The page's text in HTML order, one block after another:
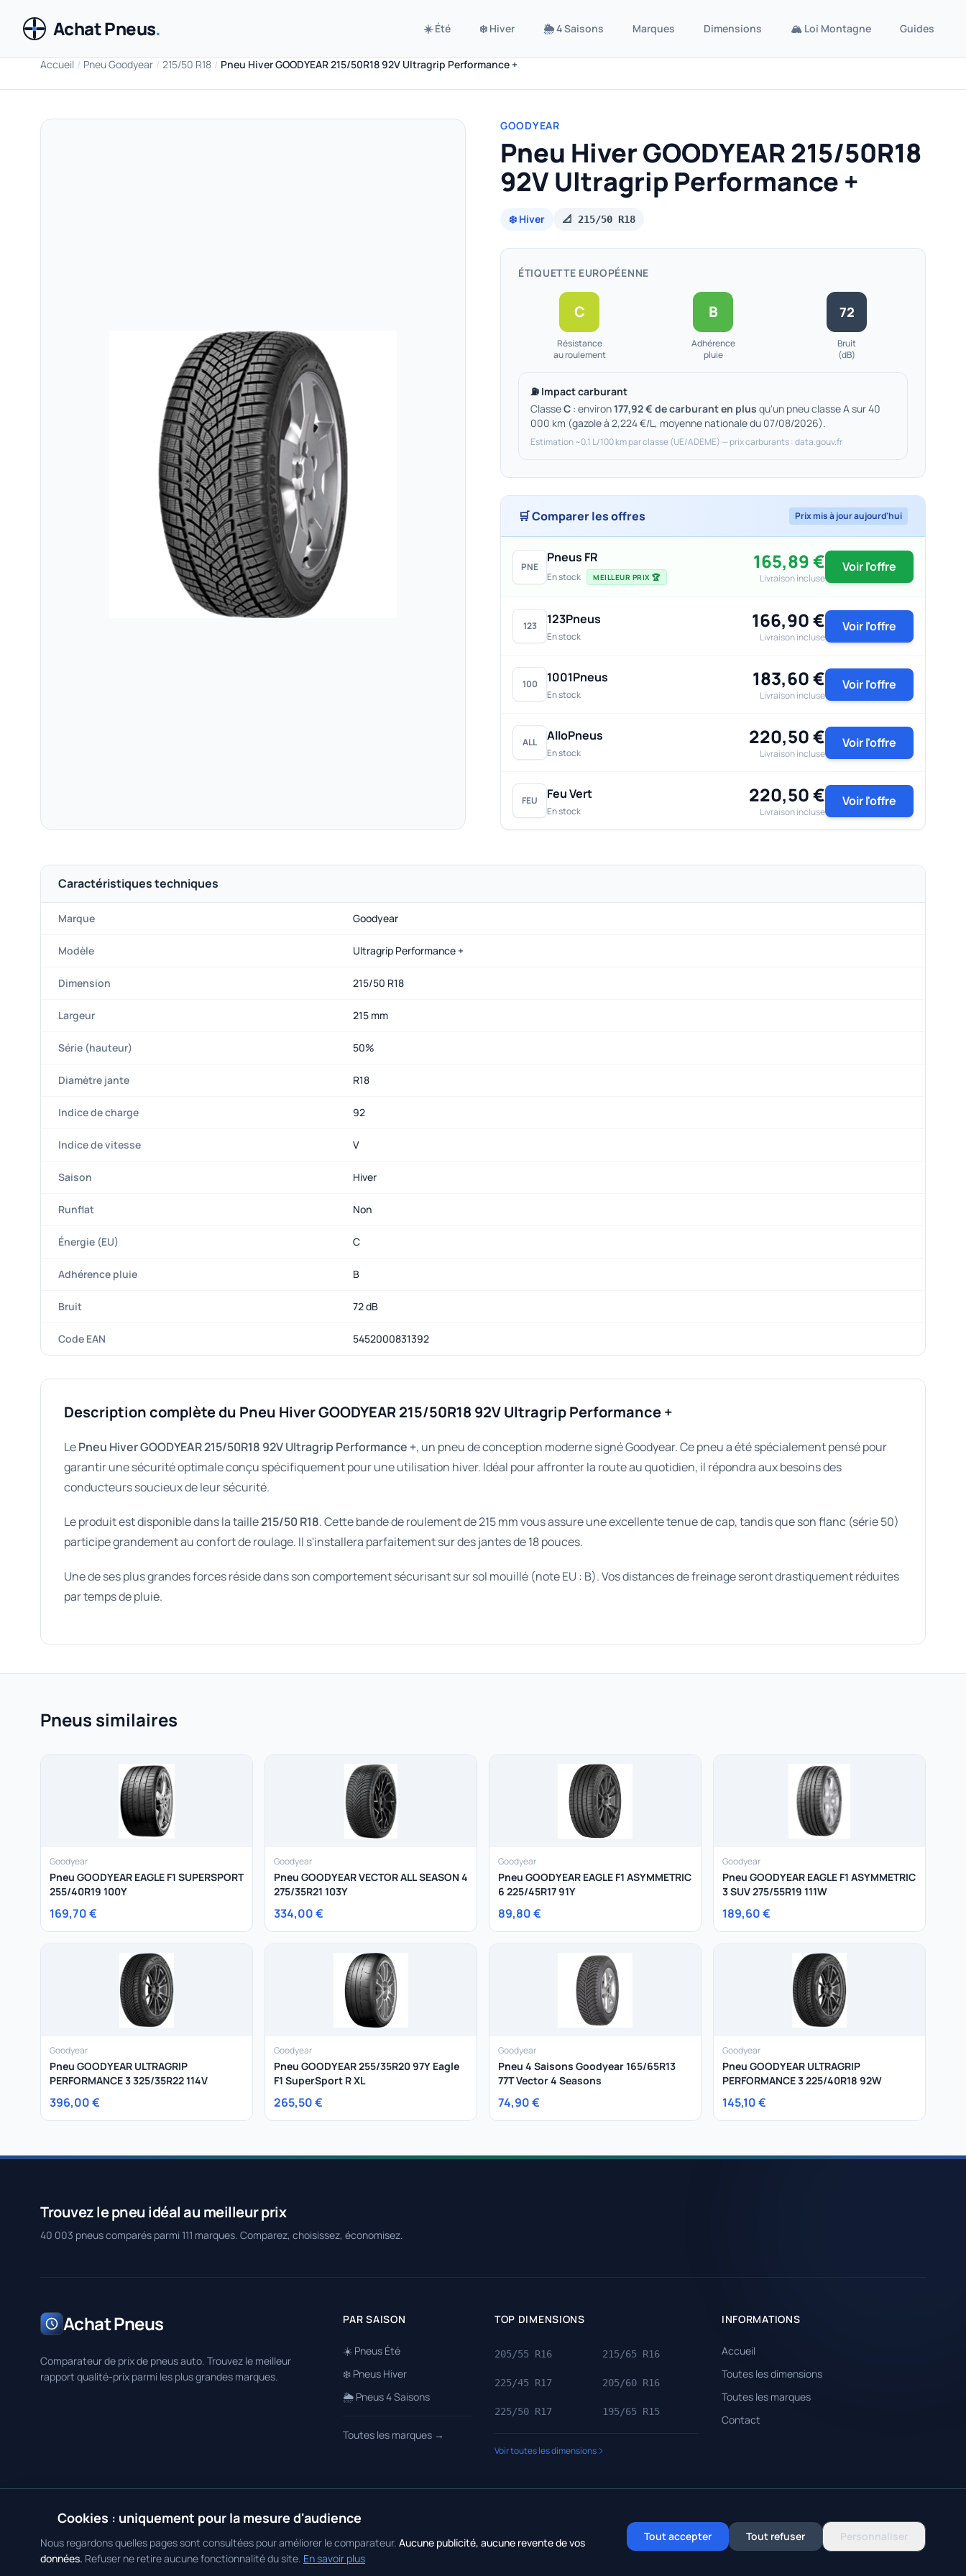
Achat Pneus. ☀️ Été ❄️ Hiver 🌦️ 4 Saisons Marques Dimensions 🏔️ Loi Montagne Guides
Accueil / Pneu Goodyear / 215/50 R18 / Pneu Hiver GOODYEAR 215/50R18 92V Ultragrip Performance +
GOODYEAR
Pneu Hiver GOODYEAR 215/50R18
92V Ultragrip Performance +
❄️ Hiver 📐 215/50 R18
ÉTIQUETTE EUROPÉENNE
C
Résistance
au roulement
B
Adhérence
pluie
72
Bruit
(dB)
⛽ Impact carburant
ClasseC : environ177,92 € de carburant en plus qu'un pneu classe A sur 40
000 km (gazole à 2,224 €/L, moyenne nationale du 07/08/2026).
Estimation ~0,1 L/100 km par classe (UE/ADEME) — prix carburants : data.gouv.fr
🛒 Comparer les offres Prix mis à jour aujourd'hui
PNE
Pneus FR
En stock MEILLEUR PRIX 🏆
165,89 €
Livraison incluse
Voir l'offre
123 123Pneus
En stock
166,90 €
Livraison incluse
Voir l'offre
100 1001Pneus
En stock
183,60 €
Livraison incluse
Voir l'offre
ALL AlloPneus
En stock
220,50 €
Livraison incluse
Voir l'offre
FEU Feu Vert
En stock
220,50 €
Livraison incluse
Voir l'offre
Caractéristiques techniques
Marque Goodyear
Modèle Ultragrip Performance +
Dimension 215/50 R18
Largeur 215 mm
Série (hauteur) 50%
Diamètre jante R18
Indice de charge 92
Indice de vitesse V
Saison Hiver
Runflat Non
Énergie (EU) C
Adhérence pluie B
Bruit 72 dB
Code EAN 5452000831392
Description complète du Pneu Hiver GOODYEAR 215/50R18 92V Ultragrip Performance +
LePneu Hiver GOODYEAR 215/50R18 92V Ultragrip Performance +, un pneu de conception moderne signé Goodyear. Ce pneu a été spécialement pensé pour
garantir une sécurité optimale conçu spécifiquement pour une utilisation hiver. Idéal pour affronter la route au quotidien, il répondra aux besoins des
conducteurs soucieux de leur sécurité.
Le produit est disponible dans la taille215/50 R18. Cette bande de roulement de 215 mm vous assure une excellente tenue de cap, tandis que son flanc (série 50)
participe grandement au confort de roulage. Il s'installera parfaitement sur des jantes de 18 pouces.
Une de ses plus grandes forces réside dans son comportement sécurisant sur sol mouillé (note EU : B). Vos distances de freinage seront drastiquement réduites
par temps de pluie.
Pneus similaires
Goodyear
Pneu GOODYEAR EAGLE F1 SUPERSPORT
255/40R19 100Y
169,70 €
Goodyear
Pneu GOODYEAR VECTOR ALL SEASON 4
275/35R21 103Y
334,00 €
Goodyear
Pneu GOODYEAR EAGLE F1 ASYMMETRIC
6 225/45R17 91Y
89,80 €
Goodyear
Pneu GOODYEAR EAGLE F1 ASYMMETRIC
3 SUV 275/55R19 111W
189,60 €
Goodyear
Pneu GOODYEAR ULTRAGRIP
PERFORMANCE 3 325/35R22 114V
396,00 €
Goodyear
Pneu GOODYEAR 255/35R20 97Y Eagle
F1 SuperSport R XL
265,50 €
Goodyear
Pneu 4 Saisons Goodyear 165/65R13
77T Vector 4 Seasons
74,90 €
Goodyear
Pneu GOODYEAR ULTRAGRIP
PERFORMANCE 3 225/40R18 92W
145,10 €
Trouvez le pneu idéal au meilleur prix
40 003 pneus comparés parmi 111 marques. Comparez, choisissez, économisez.
Achat Pneus
Comparateur de prix de pneus auto. Trouvez le meilleur
rapport qualité-prix parmi les plus grandes marques.
PAR SAISON
☀️ Pneus Été
❄️ Pneus Hiver
🌦️ Pneus 4 Saisons
Toutes les marques →
TOP DIMENSIONS
205/55 R16 215/65 R16
225/45 R17 205/60 R16
225/50 R17 195/65 R15
Voir toutes les dimensions
INFORMATIONS
Accueil
Toutes les dimensions
Toutes les marques
Contact
Gérer mes cookies
Cookies : uniquement pour la mesure d'audience
Nous regardons quelles pages sont consultées pour améliorer le comparateur. Aucune publicité, aucune revente de vos
données. Refuser ne retire aucune fonctionnalité du site. En savoir plus
Tout accepter Tout refuser Personnaliser